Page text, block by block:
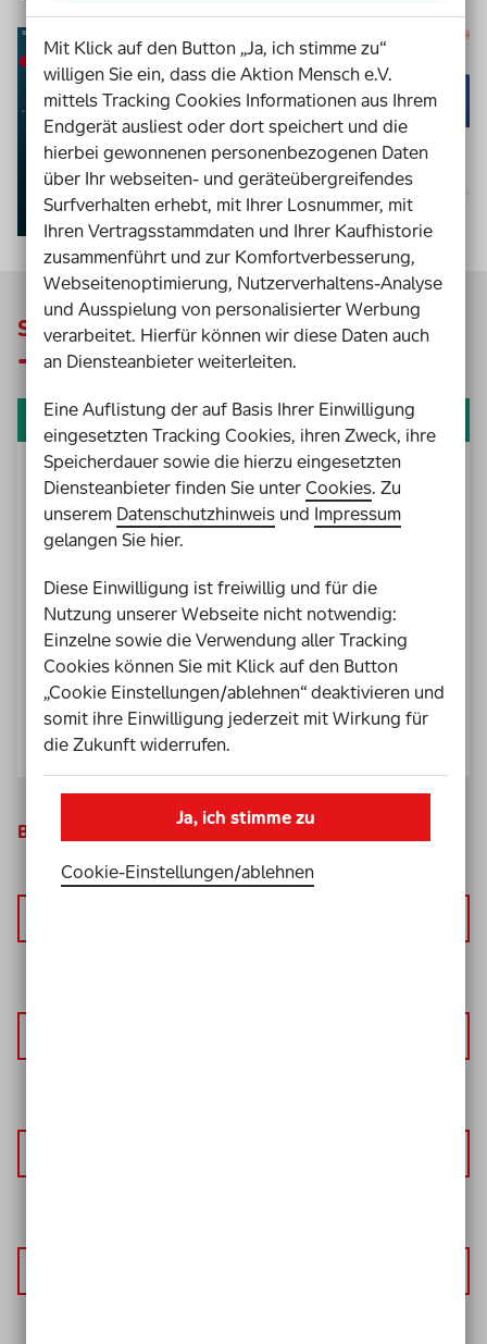
Schatzkiste Inklusion im Sozialraum
In der Schatzkiste suchen
In unserer Schatzkiste kannst du Personen, Orte,
Projekte, Abschlussberichte, Muster-Texte,
Ratsbeschlüsse, gute Beispiel und mehr zum Thema
Inklusion im Sozialraum finden.
Verfeinere deine Suche indem du zum Beispiel
Thema, Ortsgröße und Dokumenttyp kombinierst.
Schlagworte eingeben und Suche
starten______________________________
Beispiel-Schlagworte
Mit Klick auf den Button „Ja, ich stimme zu“
willigen Sie ein, dass die Aktion Mensch e.V.
mittels Tracking Cookies Informationen aus Ihrem
Endgerät ausliest oder dort speichert und die
hierbei gewonnenen personenbezogenen Daten
über Ihr webseiten- und geräteübergreifendes
Surfverhalten erhebt, mit Ihrer Losnummer, mit
Ihren Vertragsstammdaten und Ihrer Kaufhistorie
zusammenführt und zur Komfortverbesserung,
Webseitenoptimierung, Nutzerverhaltens-Analyse
und Ausspielung von personalisierter Werbung
verarbeitet. Hierfür können wir diese Daten auch
an Diensteanbieter weiterleiten.
Eine Auflistung der auf Basis Ihrer Einwilligung
eingesetzten Tracking Cookies, ihren Zweck, ihre
Speicherdauer sowie die hierzu eingesetzten
Diensteanbieter finden Sie unterCookies. Zu
unserem Datenschutzhinweis und Impressum
gelangen Sie hier.
Diese Einwilligung ist freiwillig und für die
Nutzung unserer Webseite nicht notwendig:
Einzelne sowie die Verwendung aller Tracking
Cookies können Sie mit Klick auf den Button
„Cookie Einstellungen/ablehnen“ deaktivieren und
somit ihre Einwilligung jederzeit mit Wirkung für
die Zukunft widerrufen.
Ja, ich stimme zu
Cookie-Einstellungen­/­ablehnen